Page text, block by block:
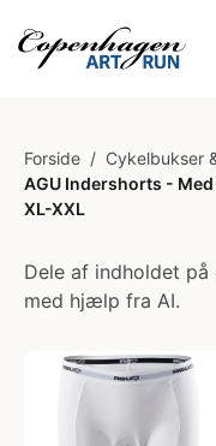
Forside / Cykelbukser
AGU Indershorts -
XL-XXL
Dele af indholdet
med hjælp fra AI.